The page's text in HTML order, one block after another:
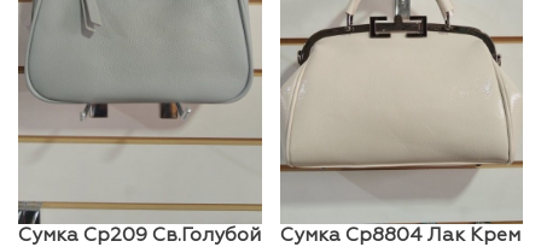
Сумка Ср209 Св.голубой
Сумка Ср8804 Лак Крем